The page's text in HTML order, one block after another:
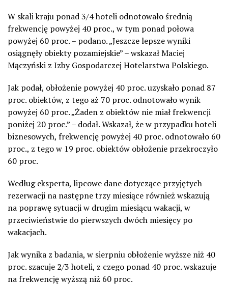
W skali kraju ponad 3/4 hoteli odnotowało średnią
frekwencję powyżej 40 proc., w tym ponad połowa
powyżej 60 proc. – podano. „Jeszcze lepsze wyniki
osiągnęły obiekty pozamiejskie” – wskazał Maciej
Mączyński z Izby Gospodarczej Hotelarstwa Polskiego.
Jak podał, obłożenie powyżej 40 proc. uzyskało ponad 87
proc. obiektów, z tego aż 70 proc. odnotowało wynik
powyżej 60 proc. „Żaden z obiektów nie miał frekwencji
poniżej 20 proc.” – dodał. Wskazał, że w przypadku hoteli
biznesowych, frekwencję powyżej 40 proc. odnotowało 60
proc., z tego w 19 proc. obiektów obłożenie przekroczyło
60 proc.
Według eksperta, lipcowe dane dotyczące przyjętych
rezerwacji na następne trzy miesiące również wskazują
na poprawę sytuacji w drugim miesiącu wakacji, w
przeciwieństwie do pierwszych dwóch miesięcy po
wakacjach.
Jak wynika z badania, w sierpniu obłożenie wyższe niż 40
proc. szacuje 2/3 hoteli, z czego ponad 40 proc. wskazuje
na frekwencję wyższą niż 60 proc.